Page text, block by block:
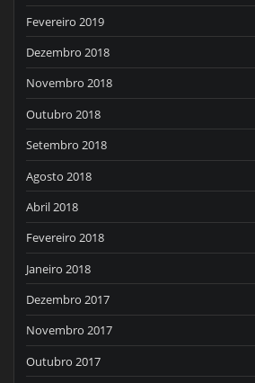
Fevereiro 2019
Dezembro 2018
Novembro 2018
Outubro 2018
Setembro 2018
Agosto 2018
Abril 2018
Fevereiro 2018
Janeiro 2018
Dezembro 2017
Novembro 2017
Outubro 2017